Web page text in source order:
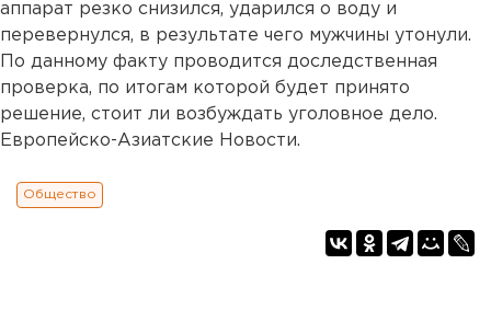
аппарат резко снизился, ударился о воду и
перевернулся, в результате чего мужчины утонули.
По данному факту проводится доследственная
проверка, по итогам которой будет принято
решение, стоит ли возбуждать уголовное дело.
Европейско-Азиатские Новости.
Общество